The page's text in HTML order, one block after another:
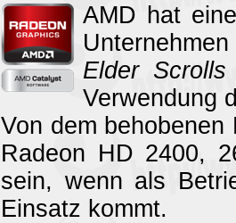
AMD hat
Elder
Verwendung
Von dem
Radeon HD 2400,
sein, wenn als
Einsatz kommt.